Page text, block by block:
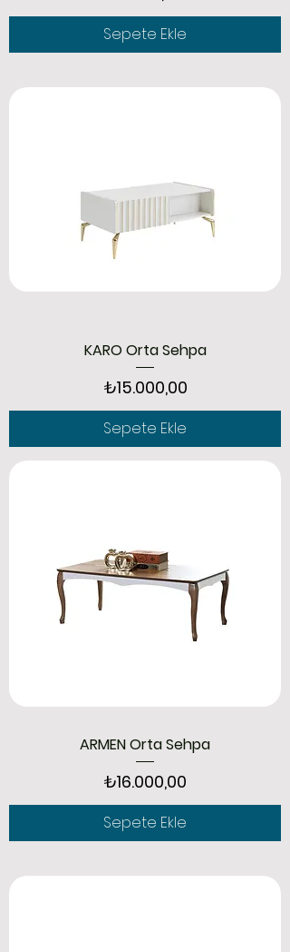
Sepete Ekle
KARO Orta Sehpa
Fiyat
₺15.000,00
Sepete Ekle
ARMEN Orta Sehpa
Fiyat
₺16.000,00
Sepete Ekle